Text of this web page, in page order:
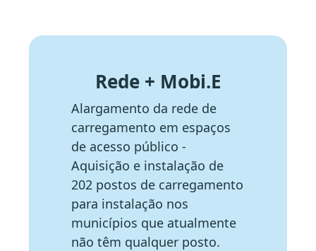
Rede + Mobi.E
Alargamento da rede de
carregamento em espaços
de acesso público -
Aquisição e instalação de
202 postos de carregamento
para instalação nos
municípios que atualmente
não têm qualquer posto.